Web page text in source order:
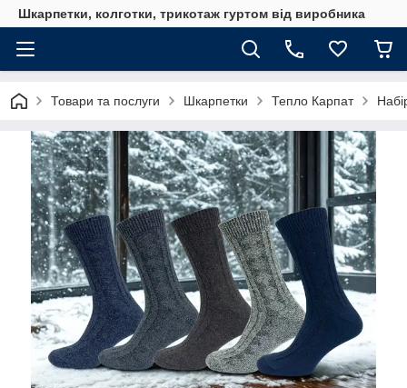
Шкарпетки, колготки, трикотаж гуртом від виробника
Товари та послуги Шкарпетки Тепло Карпат